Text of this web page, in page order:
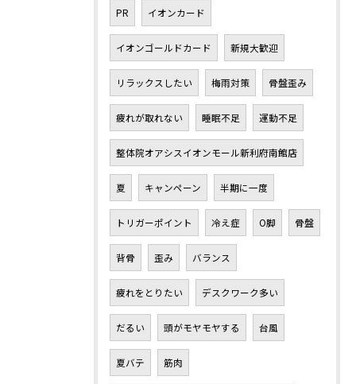
PR イオンカード
イオンゴールドカード 新規大歓迎
リラックスしたい 梅雨対策 骨盤歪み
疲れが取れない 睡眠不足 運動不足
整体院オアシスイオンモール新利府南館店
夏 キャンペーン 半期に一度
トリガーポイント 冷え症 O脚 骨盤
背骨 歪み バランス
疲れをとりたい デスクワーク多い
だるい 頭がモヤモヤする 台風
夏バテ 筋肉